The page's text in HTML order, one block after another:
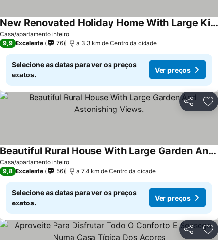
Casa/apartamento inteiro
New Renovated Holiday Home With Large Kitchen And Huge View
Ver preços
9,9 Excelente 76 a 3.3 km de Centro da cidade
Selecione as datas para ver os preços
exatos.
Ver preços
Partilhar
Casa/apartamento inteiro
Beautiful Rural House With Large Garden And Astonishing Views.
Ver preços
9,8 Excelente 56 a 7.4 km de Centro da cidade
Selecione as datas para ver os preços
exatos.
Ver preços
Partilhar